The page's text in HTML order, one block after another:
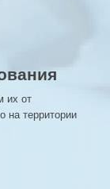
их от
на территории